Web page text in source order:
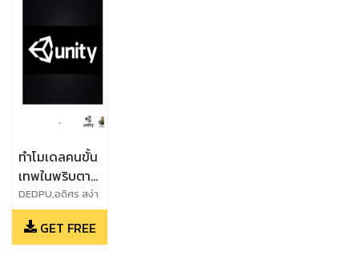
ทำโมเดลคนขั้น
เทพในพริบตา
กับ Mixamo
และ Unity3D
DEDPU,อดิศร สง่า
แพทย์
GET FREE